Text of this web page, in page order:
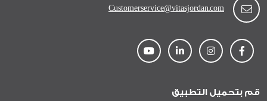
Customerservice@vitasjordan.com
قم بتحميل التطبيق